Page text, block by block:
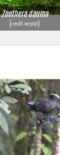
Zoothera dauma
(বেগুনি কচোয়া)